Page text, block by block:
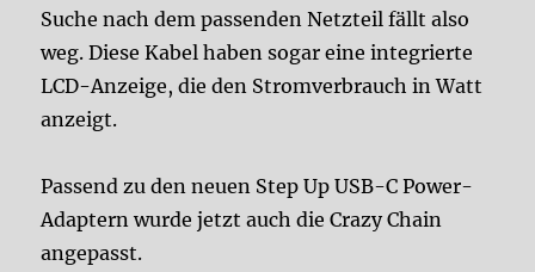
Suche nach dem passenden Netzteil fällt also
weg. Diese Kabel haben sogar eine integrierte
LCD-Anzeige, die den Stromverbrauch in Watt
anzeigt.
Passend zu den neuen Step Up USB-C Power-
Adaptern wurde jetzt auch die Crazy Chain
angepasst.